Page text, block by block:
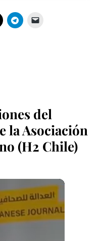
del
la Asociación
(H2 Chile)